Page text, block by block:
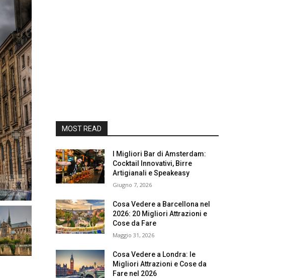
MOST READ
I Migliori Bar di Amsterdam:
Cocktail Innovativi, Birre
Artigianali e Speakeasy
Giugno 7, 2026
Cosa Vedere a Barcellona nel
2026: 20 Migliori Attrazioni e
Cose da Fare
Maggio 31, 2026
Cosa Vedere a Londra: le
Migliori Attrazioni e Cose da
Fare nel 2026